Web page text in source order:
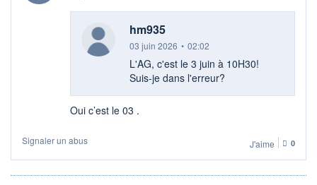
hm935
03 juin 2026 • 02:02
L'AG, c'est le 3 juin à 10H30!
Suis-je dans l'erreur?
Oui c’est le 03 .
Signaler un abus J'aime 0